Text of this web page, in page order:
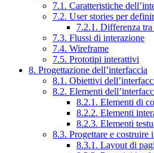
7.1. Caratteristiche
7.2. User stories per
7.2.1. Differenza tra
7.3. Flussi di interazione
7.4. Wireframe
7.5. Prototipi interattivi
8. Progettazione dell’interfaccia
8.1. Obiettivi
8.2. Elementi
8.2.1. Elementi di
8.2.2. Elementi
8.2.3. Elementi
8.3. Progettare e costruire
8.3.1. Layout di